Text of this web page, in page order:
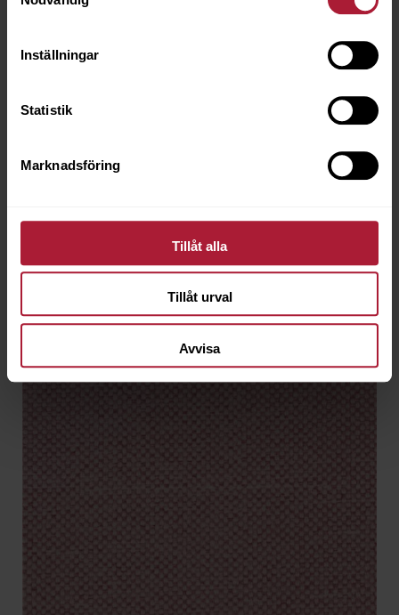
Inställningar
Statistik
Marknadsföring
Tillåt alla
Tillåt urval
Avvisa
Maglia Alaska